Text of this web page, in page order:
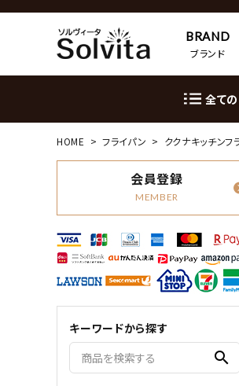
BRAND
ブランド
全て
HOME フライパン ククナキッチンフ
会員登録
MEMBER
キーワードから探す
search